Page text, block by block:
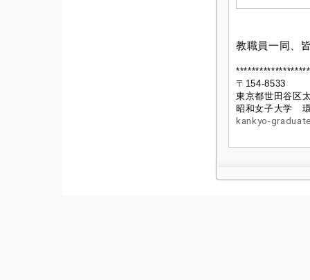
教職員一同、
〒154-8533
東京都世田谷区
昭和女子大学
kankyo-